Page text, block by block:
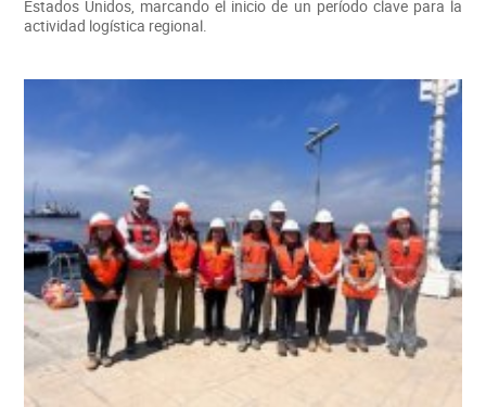
Estados Unidos, marcando el inicio de un período clave para la
actividad logística regional.